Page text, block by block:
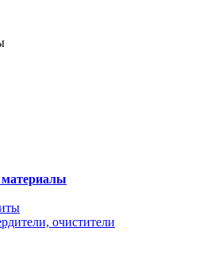
материалы
очистители